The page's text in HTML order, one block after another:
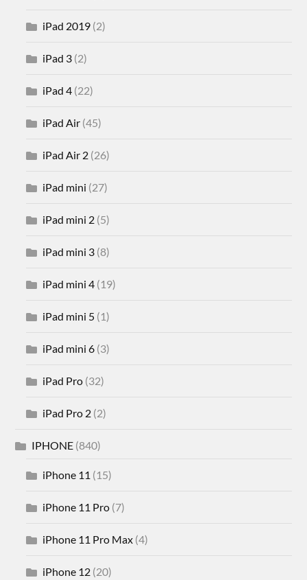
iPad 2019 (2)
iPad 3 (2)
iPad 4 (22)
iPad Air (45)
iPad Air 2 (26)
iPad mini (27)
iPad mini 2 (5)
iPad mini 3 (8)
iPad mini 4 (19)
iPad mini 5 (1)
iPad mini 6 (3)
iPad Pro (32)
iPad Pro 2 (2)
IPHONE (840)
iPhone 11 (15)
iPhone 11 Pro (7)
iPhone 11 Pro Max (4)
iPhone 12 (20)